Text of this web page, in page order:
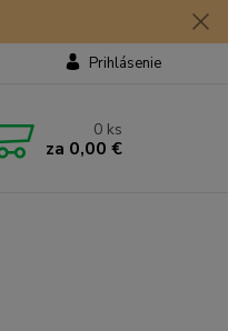
Prihlásenie
0 ks
za 0,00 €